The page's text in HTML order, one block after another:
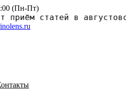
(Пн-Пт)
статей в